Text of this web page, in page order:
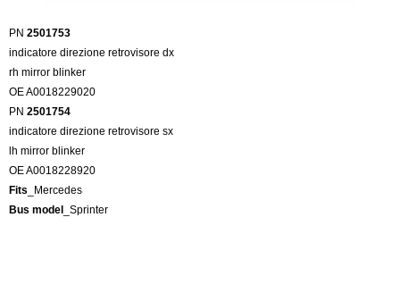
PN 2501753
indicatore direzione retrovisore dx
rh mirror blinker
OE A0018229020
PN 2501754
indicatore direzione retrovisore sx
lh mirror blinker
OE A0018228920
Fits _Mercedes
Bus model
_Sprinter